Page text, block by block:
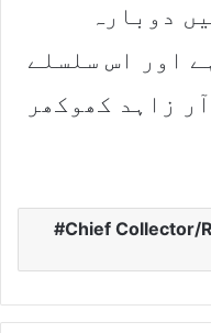
دوبارہ
اور اس سلسلے
زاہد کھوکھر
Chief Collector/